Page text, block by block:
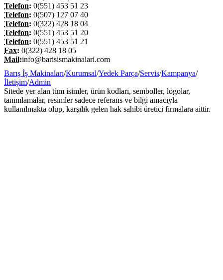
Telefon: 0(551) 453 51 23
Telefon: 0(507) 127 07 40
Telefon: 0(322) 428 18 04
Telefon: 0(551) 453 51 20
Telefon: 0(551) 453 51 21
Fax: 0(322) 428 18 05
Mail:info@barisismakinalari.com
Barış İş Makinaları/Kurumsal/Yedek Parça/Servis/Kampanya/
İletişim/Admin
Sitede yer alan tüm isimler, ürün kodları, semboller, logolar,
tanımlamalar, resimler sadece referans ve bilgi amacıyla
kullanılmakta olup, karşılık gelen hak sahibi üretici firmalara aittir.